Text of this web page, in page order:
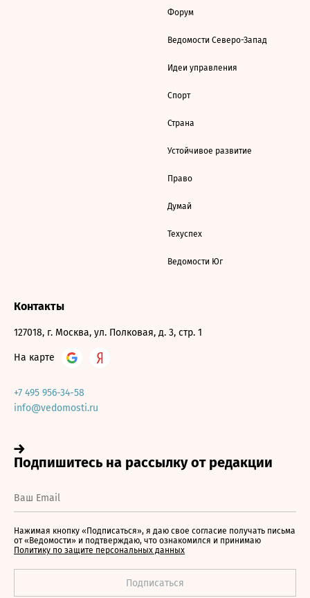
Форум
Ведомости Северо-Запад
Идеи управления
Спорт
Страна
Устойчивое развитие
Право
Думай
Техуспех
Ведомости Юг
Контакты
127018, г. Москва, ул. Полковая, д. 3, стр. 1
На карте
+7 495 956-34-58
info@vedomosti.ru
Нажимая кнопку «Подписаться», я даю свое согласие получать письма
от «Ведомости» и подтверждаю, что ознакомился и принимаю
Политику по защите персональных данных